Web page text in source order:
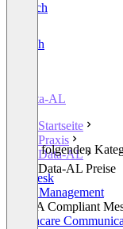
Deutsch
English
Data-AL
Startseite
Praxis
Data-AL
Data-AL Preise
In den folgenden
Helpdesk
Order Management
HIPAA Compliant
Healthcare